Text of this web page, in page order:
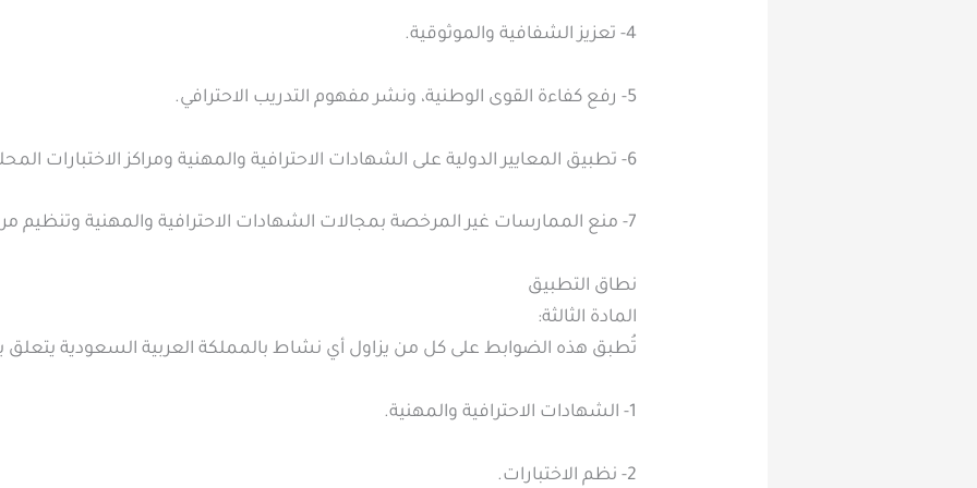
4- تعزيز الشفافية والموثوقية.
5- رفع كفاءة القوى الوطنية، ونشر مفهوم التدريب الاحترافي.
6- تطبيق المعايير الدولية على الشهادات الاحترافية والمهنية ومراكز الاختبارات المحلية.
7- منع الممارسات غير المرخصة بمجالات الشهادات الاحترافية والمهنية وتنظيم مراكز الاختبارات.
نطاق التطبيق
المادة الثالثة:
تُطبق هذه الضوابط على كل من يزاول أي نشاط بالمملكة العربية السعودية يتعلق
1- الشهادات الاحترافية والمهنية.
2- نظم الاختبارات.